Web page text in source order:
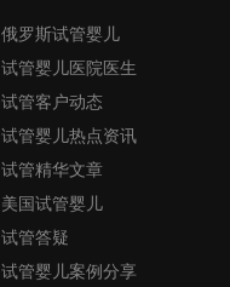
俄罗斯试管婴儿
试管婴儿医院医生
试管客户动态
试管婴儿热点资讯
试管精华文章
美国试管婴儿
试管答疑
试管婴儿案例分享